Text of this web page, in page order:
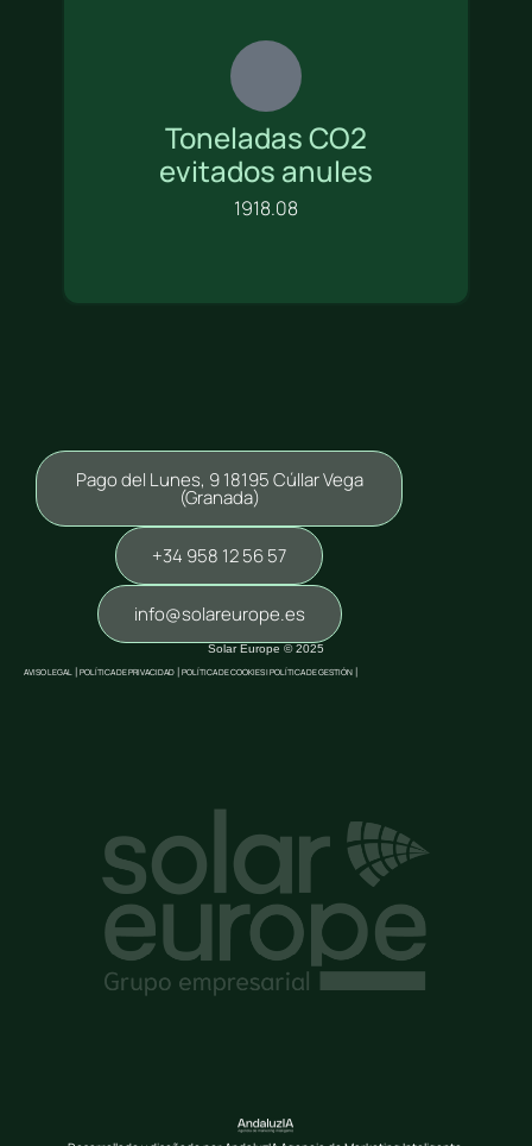
Toneladas CO2
evitados anules
1918.08
Pago del Lunes, 9 18195 Cúllar Vega
(Granada)
+34 958 12 56 57
info@solareurope.es
Solar Europe © 2025
AVISO LEGAL POLÍTICA DE PRIVACIDAD POLÍTICA DE COOKIES |POLÍTICA DE GESTIÓN